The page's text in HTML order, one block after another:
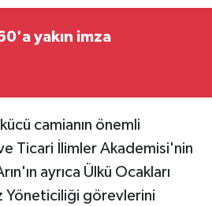
yakın imza
camianın önemli
Ticari İlimler Akademisi'nin
ayrıca Ülkü Ocakları
Yöneticiliği görevlerini